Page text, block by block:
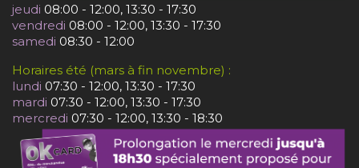
jeudi 08:00 - 12:00, 13:30 - 17:30
vendredi 08:00 - 12:00, 13:30 - 17:30
samedi 08:30 - 12:00
Horaires été (mars à fin novembre) :
lundi 07:30 - 12:00, 13:30 - 17:30
mardi 07:30 - 12:00, 13:30 - 17:30
mercredi 07:30 - 12:00, 13:30 - 18:30